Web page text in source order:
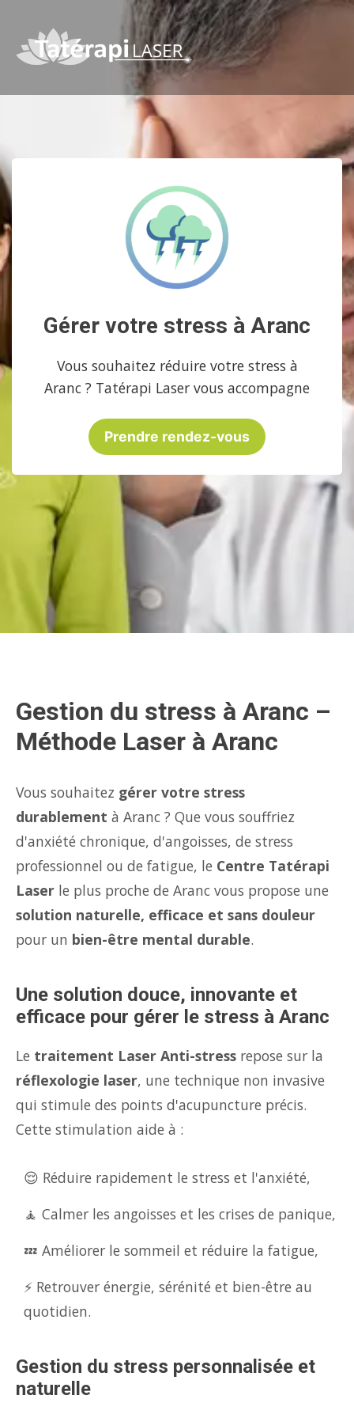
Gérer votre stress à Aranc
Vous souhaitez réduire votre stress à
Aranc ? Tatérapi Laser vous accompagne
Prendre rendez-vous
Gestion du stress à Aranc –
Méthode Laser à Aranc
Vous souhaitez gérer votre stress
durablement à Aranc ? Que vous souffriez
d'anxiété chronique, d'angoisses, de stress
professionnel ou de fatigue, le Centre Tatérapi
Laser le plus proche de Aranc vous propose une
solution naturelle, efficace et sans douleur
pour un bien-être mental durable.
Une solution douce, innovante et
efficace pour gérer le stress à Aranc
Le traitement Laser Anti-stress repose sur la
réflexologie laser, une technique non invasive
qui stimule des points d'acupuncture précis.
Cette stimulation aide à :
😌 Réduire rapidement le stress et l'anxiété,
🧘 Calmer les angoisses et les crises de panique,
💤 Améliorer le sommeil et réduire la fatigue,
⚡ Retrouver énergie, sérénité et bien-être au
quotidien.
Gestion du stress personnalisée et
naturelle